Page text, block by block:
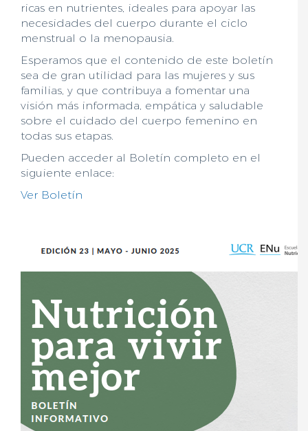
ricas en nutrientes, ideales para apoyar las
necesidades del cuerpo durante el ciclo
menstrual o la menopausia.
Esperamos que el contenido de este boletín
sea de gran utilidad para las mujeres y sus
familias, y que contribuya a fomentar una
visión más informada, empática y saludable
sobre el cuidado del cuerpo femenino en
todas sus etapas.
Pueden acceder al Boletín completo en el
siguiente enlace:
Ver Boletín